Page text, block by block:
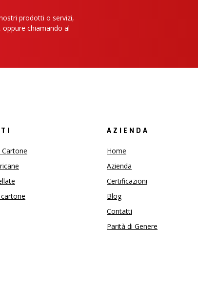
prodotti o servizi,
chiamando al
Cartone
AZIENDA
Home
Azienda
Certificazioni
Blog
Contatti
Parità di Genere